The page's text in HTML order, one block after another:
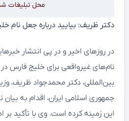
محل تبلیغات
دکتر ظریف: بیایید درباره جعل نام
در روزهای اخیر و در پی انتشار
نام‌های غیرواقعی برای خلیج فارس
بین‌المللی، دکتر محمدجواد ظریف،
جمهوری اسلامی ایران، اقدام به
این زمینه کرده است. وی با تأکید بر